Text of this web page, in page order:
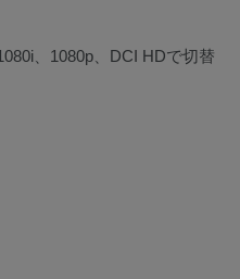
、1080p、DCI HDで切替